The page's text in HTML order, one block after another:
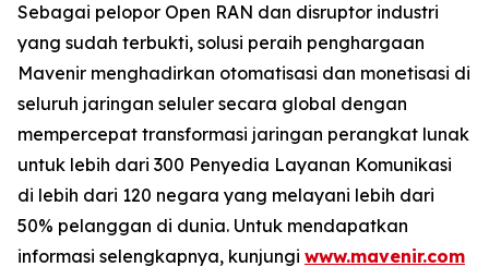
Sebagai pelopor Open RAN dan disruptor industri
yang sudah terbukti, solusi peraih penghargaan
Mavenir menghadirkan otomatisasi dan monetisasi di
seluruh jaringan seluler secara global dengan
mempercepat transformasi jaringan perangkat lunak
untuk lebih dari 300 Penyedia Layanan Komunikasi
di lebih dari 120 negara yang melayani lebih dari
50% pelanggan di dunia. Untuk mendapatkan
informasi selengkapnya, kunjungi www.mavenir.com